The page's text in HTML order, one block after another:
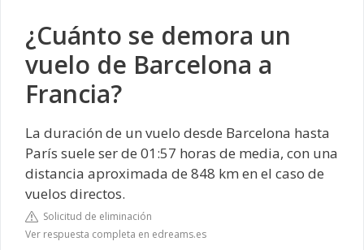
¿Cuánto se demora un
vuelo de Barcelona a
Francia?
La duración de un vuelo desde Barcelona hasta
París suele ser de 01:57 horas de media, con una
distancia aproximada de 848 km en el caso de
vuelos directos.
Solicitud de eliminación
Ver respuesta completa en edreams.es